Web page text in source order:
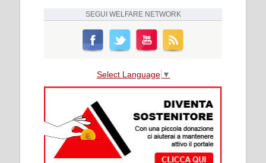
SEGUI WELFARE NETWORK
Select Language ▼